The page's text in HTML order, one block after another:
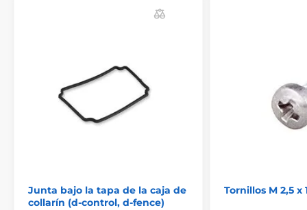
Junta bajo la tapa de la caja de
collarín (d-control, d-fence)
Tornillos M 2,5 x